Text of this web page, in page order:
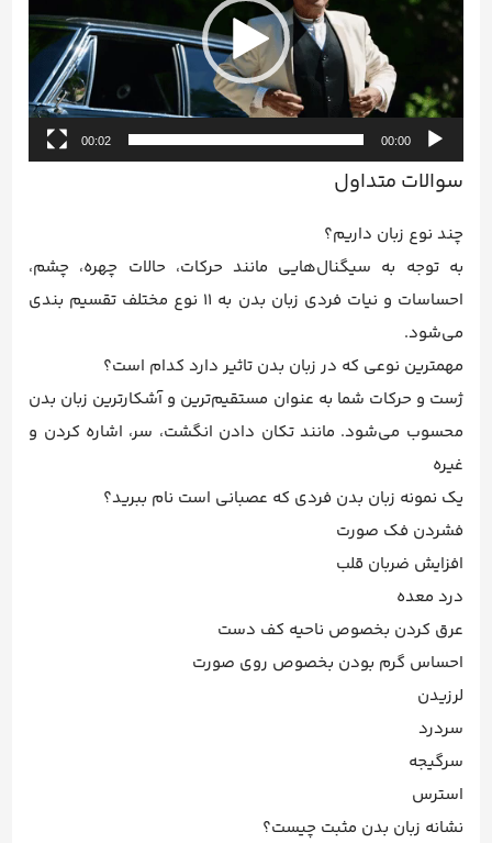
00:00
00:02
سوالات متداول
چند نوع زبان داریم؟
به توجه به سیگنال‌هایی مانند حرکات، حالات چهره، چشم،
احساسات و نیات فردی زبان بدن به 11 نوع مختلف تقسیم بندی
می‌شود.
مهمترین نوعی که در زبان بدن تاثیر دارد کدام است؟
ژست و حرکات شما به عنوان مستقیم‌ترین و آشکارترین زبان بدن
محسوب می‌شود. مانند تکان دادن انگشت، سر، اشاره کردن و
غیره
یک نمونه زبان بدن فردی که عصبانی است نام ببرید؟
فشردن فک صورت
افزایش ضربان قلب
درد معده
عرق کردن بخصوص ناحیه کف دست
احساس گرم بودن بخصوص روی صورت
لرزیدن
سردرد
سرگیجه
استرس
نشانه زبان بدن مثبت چیست؟